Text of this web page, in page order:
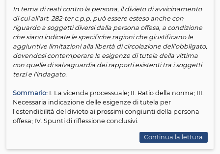
dichiarazione di adottabilità, deve accertare la
dell'interesse del medesimo a conservare il legame con
genitori biologici, pur se deficitari nelle loro capacità
genitoriali, perché l'adozione legittimante costituisce
"extrema ratio" cui può pervenirsi quando non si ravvisi
interesse. E ciò in considerazione del fatto che
nell’ordinamento coesistono sia il modello di adozione
biologici, sia modelli che escludono tale requisito e
consentono la conservazione del rapporto, quali le
adozione disciplinate della L. n. 184 del 1983, artt. 44 e
in particolare l'art. 44, lett. d”.
Come vedremo qui di seguito, con la sentenza in